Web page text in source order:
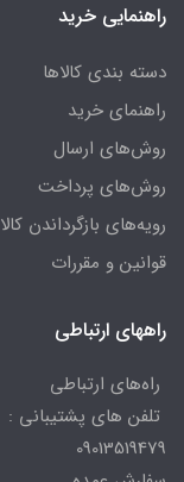
راهنمایی خرید
دسته بندی کالاها
راهنمای خرید
روش‌های ارسال
روش‌های پرداخت
رویه‌های بازگرداندن کالا
قوانین و مقررات
راههای ارتباطی
راه‌های ارتباطی
تلفن های پشتیبانی :
09013519479